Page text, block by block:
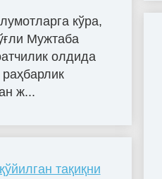
кўра,
Мужтаба
олдида
ж...
тақиқни